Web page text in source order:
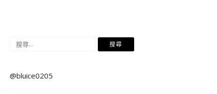
搜
鍵
@bluice0205